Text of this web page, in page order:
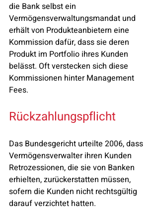
die Bank selbst ein
Vermögensverwaltungsmandat und
erhält von Produkteanbietern eine
Kommission dafür, dass sie deren
Produkt im Portfolio ihres Kunden
belässt. Oft verstecken sich diese
Kommissionen hinter Management
Fees.
Rückzahlungspflicht
Das Bundesgericht urteilte 2006, dass
Vermögensverwalter ihren Kunden
Retrozessionen, die sie von Banken
erhielten, zurückerstatten müssen,
sofern die Kunden nicht rechtsgültig
darauf verzichtet hatten.